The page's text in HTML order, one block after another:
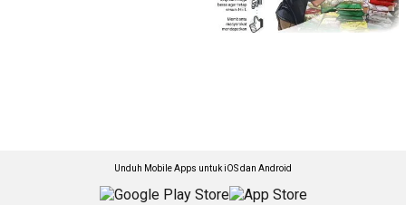
Unduh Mobile Apps untuk iOS dan Android